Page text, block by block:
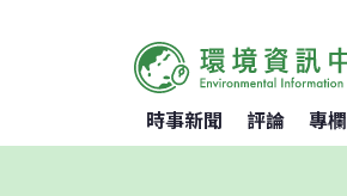
時事新聞 評論 專欄